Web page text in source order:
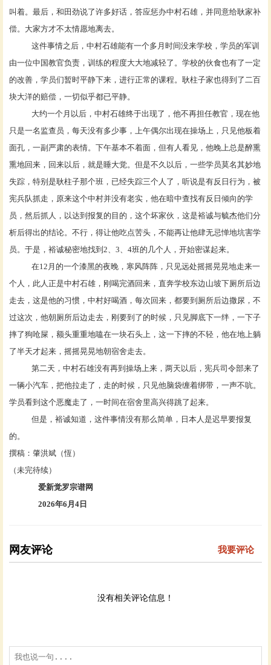
叫着。最后，和田劲说了许多好话，答应惩办中村石雄，并同意给耿家补
偿。大家方才不太情愿地离去。
这件事情之后，中村石雄能有一个多月时间没来学校，学员的军训
由一位中国教官负责，训练的程度大大地减轻了。学校的伙食也有了一定
的改善，学员们暂时平静下来，进行正常的课程。耿柱子家也得到了二百
块大洋的赔偿，一切似乎都已平静。
大约一个月以后，中村石雄终于出现了，他不再担任教官，现在他
只是一名监查员，每天没有多少事，上午偶尔出现在操场上，只见他板着
面孔，一副严肃的表情。下午基本不着面，但有人看见，他晚上总是醉熏
熏地回来，回来以后，就是睡大觉。但是不久以后，一些学员莫名其妙地
失踪，特别是耿柱子那个班，已经失踪三个人了，听说是有反日行为，被
宪兵队抓走，原来这个中村并没有老实，他在暗中查找有反日倾向的学
员，然后抓人，以达到报复的目的，这个坏家伙，这是裕诚与毓杰他们分
析后得出的结论。不行，得让他吃点苦头，不能再让他肆无忌惮地坑害学
员。于是，裕诚秘密地找到2、3、4班的几个人，开始密谋起来。
在12月的一个漆黑的夜晚，寒风阵阵，只见远处摇摇晃晃地走来一
个人，此人正是中村石雄，刚喝完酒回来，直奔学校东边山坡下厕所后边
走去，这是他的习惯，中村好喝酒，每次回来，都要到厕所后边撒尿，不
过这次，他朝厕所后边走去，刚要到了的时候，只见脚底下一绊，一下子
摔了狗呛屎，额头重重地嗑在一块石头上，这一下摔的不轻，他在地上躺
了半天才起来，摇摇晃晃地朝宿舍走去。
第二天，中村石雄没有再到操场上来，两天以后，宪兵司令部来了
一辆小汽车，把他拉走了，走的时候，只见他脑袋缠着绑带，一声不吭。
学员看到这个恶魔走了，一时间在宿舍里高兴得跳了起来。
但是，裕诚知道，这件事情没有那么简单，日本人是迟早要报复
的。
撰稿：肇洪斌（恆）
（未完待续）
爱新觉罗宗谱网
2026年6月4日
网友评论 我要评论
没有相关评论信息！